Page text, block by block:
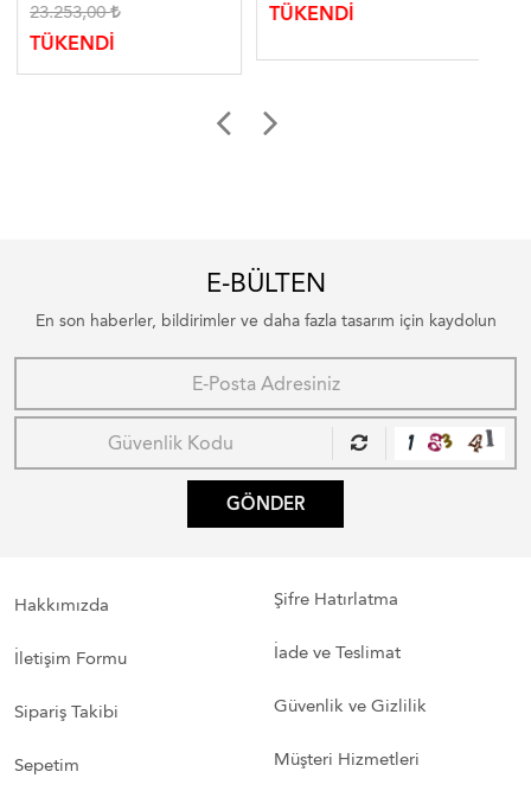
23.253,00
TÜKENDİ
TÜKENDİ
E-BÜLTEN
En son haberler, bildirimler ve daha fazla tasarım için kaydolun
GÖNDER
Hakkımızda
İletişim Formu
Sipariş Takibi
Sepetim
Şifre Hatırlatma
İade ve Teslimat
Güvenlik ve Gizlilik
Müşteri Hizmetleri